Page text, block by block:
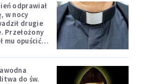
odprawiał
w nocy
drugie
Przełożony
mu opuścić
do św.